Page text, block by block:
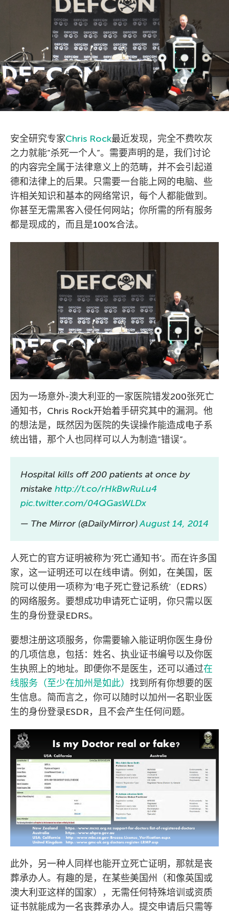
安全研究专家Chris Rock最近发现，完全不费吹灰
之力就能”杀死一个人”。需要声明的是，我们讨论
的内容完全属于法律意义上的范畴，并不会引起道
德和法律上的后果。只需要一台能上网的电脑、些
许相关知识和基本的网络常识，每个人都能做到。
你甚至无需黑客入侵任何网站；你所需的所有服务
都是现成的，而且是100%合法。
因为一场意外-澳大利亚的一家医院错发200张死亡
通知书，Chris Rock开始着手研究其中的漏洞。他
的想法是，既然因为医院的失误操作能造成电子系
统出错，那个人也同样可以人为制造”错误”。
Hospital kills off 200 patients at once by
mistake http://t.co/rHkBwRuLu4
pic.twitter.com/04QGasWLDx
— The Mirror (@DailyMirror)August 14, 2014
人死亡的官方证明被称为’死亡通知书’。而在许多国
家，这一证明还可以在线申请。例如，在美国，医
院可以使用一项称为’电子死亡登记系统’（EDRS）
的网络服务。要想成功申请死亡证明，你只需以医
生的身份登录EDRS。
要想注册这项服务，你需要输入能证明你医生身份
的几项信息，包括：姓名、执业证书编号以及你医
生执照上的地址。即便你不是医生，还可以通过在
线服务（至少在加州是如此） 找到所有你想要的医
生信息。简而言之，你可以随时以加州一名职业医
生的身份登录ESDR，且不会产生任何问题。
此外，另一种人同样也能开立死亡证明，那就是丧
葬承办人。有趣的是，在某些美国州（和像英国或
澳大利亚这样的国家），无需任何特殊培训或资质
证书就能成为一名丧葬承办人。提交申请后只需等